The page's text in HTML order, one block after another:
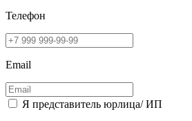
Телефон
Email
Я представитель юрлица/ ИП